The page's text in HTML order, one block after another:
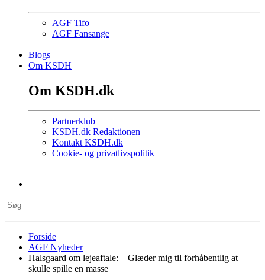
AGF Tifo
AGF Fansange
Blogs
Om KSDH
Om KSDH.dk
Partnerklub
KSDH.dk Redaktionen
Kontakt KSDH.dk
Cookie- og privatlivspolitik
Forside
AGF Nyheder
Halsgaard om lejeaftale: – Glæder mig til forhåbentlig at
skulle spille en masse